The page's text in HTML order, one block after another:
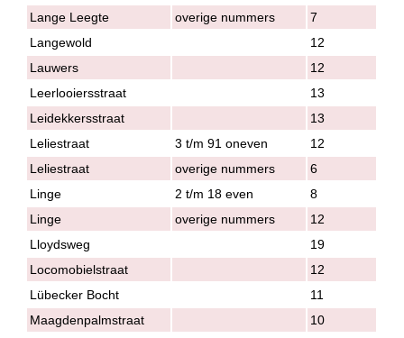
Lange Leegte
overige nummers
7
Langewold
12
Lauwers
12
Leerlooiersstraat
13
Leidekkersstraat
13
Leliestraat
3 t/m 91 oneven
12
Leliestraat
overige nummers
6
Linge
2 t/m 18 even
8
Linge
overige nummers
12
Lloydsweg
19
Locomobielstraat
12
Lübecker Bocht
11
Maagdenpalmstraat
10